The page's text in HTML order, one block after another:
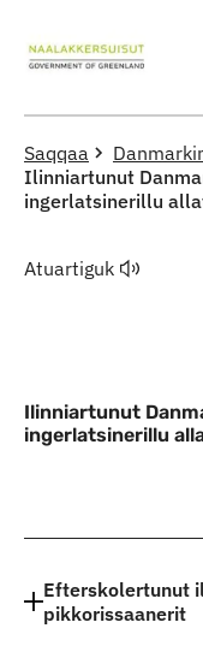
Saqqaa
Ilinniartunut
ingerlatsinerillu
Atuartiguk
Ilinniartunut
ingerlatsinerillu
Efterskolertunut
pikkorissaanerit